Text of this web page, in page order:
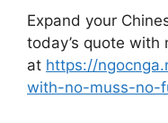
Expand your
today’s quote with
at https://
with-no-muss-no-